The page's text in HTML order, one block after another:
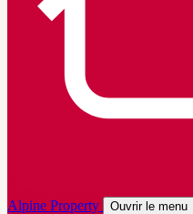
Alpine Property Ouvrir le menu